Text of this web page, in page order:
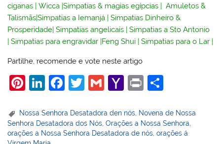
ciganas |Wicca |Simpatias & magias egípcias |Amuletos &
Talismãs|Simpatias a Iemanjá |Simpatias Dinheiro &
Prosperidade|Simpatias angelicais |Simpatias a Sto Antonio
|Simpatias para engravidar |Feng Shui |Simpatias para o Lar |
Partilhe, recomende e vote neste artigo
Pi
er
e
Li
k
e
F
c
e
T
itt
er
G
ai
l
Y
h
o
Pr
t
ar
e
Nossa Senhora Desatadora den nós Novena de Nossa
Senhora Desatadora dos Nós ,Orações a Nossa Senhora
orações a Nossa Senhora Desatadora de nós ,orações á